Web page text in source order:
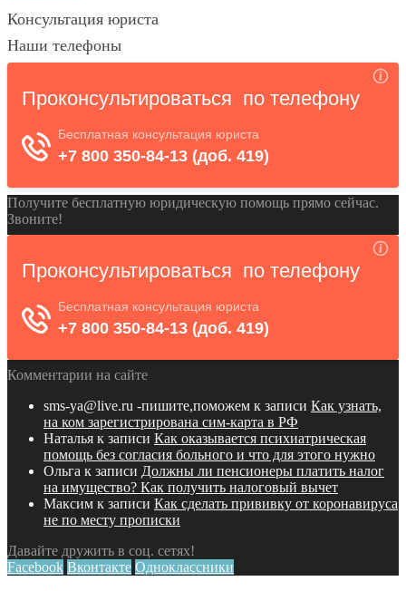
Консультация юриста
Наши телефоны
Получите бесплатную юридическую помощь прямо сейчас.
Звоните!
Комментарии на сайте
sms-ya@live.ru -пишите,поможем к записи Как узнать,
на ком зарегистрирована сим-карта в РФ
Наталья к записи Как оказывается психиатрическая
помощь без согласия больного и что для этого нужно
Ольга к записи Должны ли пенсионеры платить налог
на имущество? Как получить налоговый вычет
Максим к записи Как сделать прививку от коронавируса
не по месту прописки
Давайте дружить в соц. сетях!
Facebook Вконтакте Одноклассники